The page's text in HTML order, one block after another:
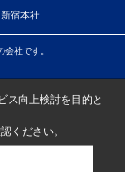
宿本社
社です。
ス向上検討を目的と
ください。